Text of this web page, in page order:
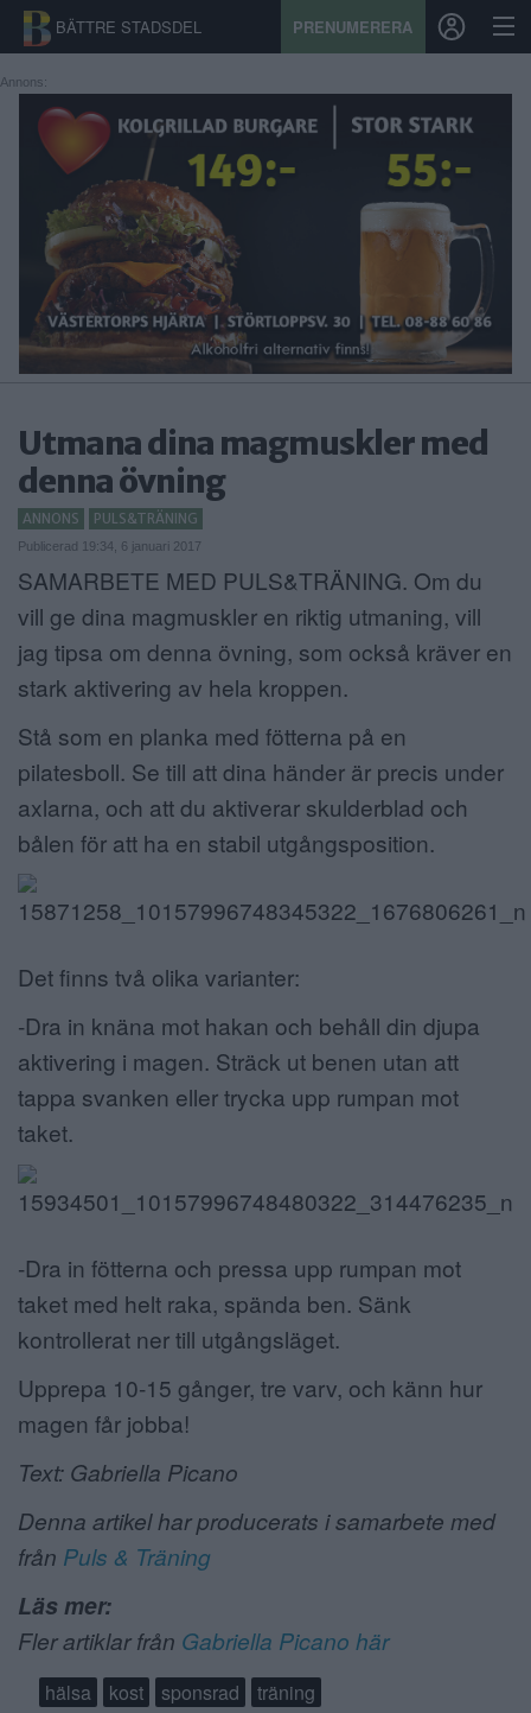
BÄTTRE STADSDEL PRENUMERERA
START
STADSDEL
PRENUMERATION
SPORT
ÅSIKTER
KONTAKT
SAMARBETEN
NÄRINGSLIV
MER
Annons:
Utmana dina magmuskler med
denna övning
ANNONS PULS&TRÄNING
Publicerad 19:34, 6 januari 2017
SAMARBETE MED PULS&TRÄNING. Om du
vill ge dina magmuskler en riktig utmaning, vill
jag tipsa om denna övning, som också kräver en
stark aktivering av hela kroppen.
Stå som en planka med fötterna på en
pilatesboll. Se till att dina händer är precis under
axlarna, och att du aktiverar skulderblad och
bålen för att ha en stabil utgångsposition.
Det finns två olika varianter:
-Dra in knäna mot hakan och behåll din djupa
aktivering i magen. Sträck ut benen utan att
tappa svanken eller trycka upp rumpan mot
taket.
-Dra in fötterna och pressa upp rumpan mot
taket med helt raka, spända ben. Sänk
kontrollerat ner till utgångsläget.
Upprepa 10-15 gånger, tre varv, och känn hur
magen får jobba!
Text: Gabriella Picano
Denna artikel har producerats i samarbete med
från Puls & Träning
Läs mer:
Fler artiklar från Gabriella Picano här
hälsa kost sponsrad träning